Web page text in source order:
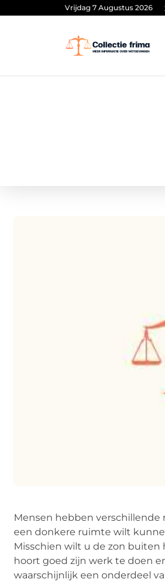
Vrijdag 7 Augustus 2026
Mensen hebben verschillende
een donkere ruimte wilt
Misschien wilt u de zon buiten
hoort goed zijn werk te doen
waarschijnlijk een onderdeel